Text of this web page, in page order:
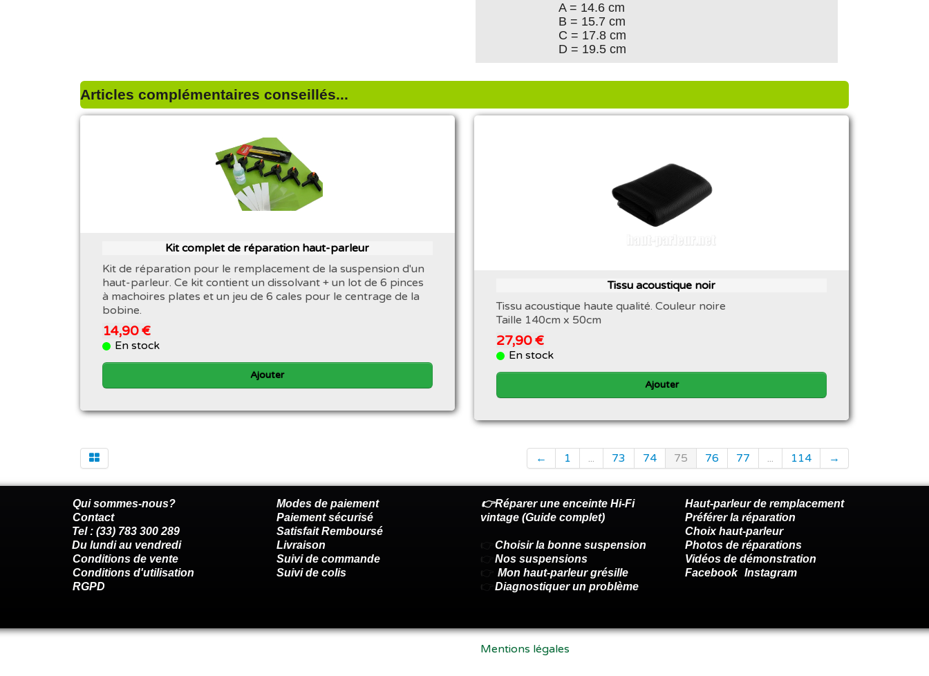
A = 14.6 cm
B = 15.7 cm
C = 17.8 cm
D = 19.5 cm
Articles complémentaires conseillés...
Kit complet de réparation haut-parleur
Kit de réparation pour le remplacement de la suspension d'un
haut-parleur. Ce kit contient un dissolvant + un lot de 6 pinces
à machoires plates et un jeu de 6 cales pour le centrage de la
bobine.
14,90 €
En stock
Ajouter
Tissu acoustique noir
Tissu acoustique haute qualité. Couleur noire
Taille 140cm x 50cm
27,90 €
En stock
Ajouter
← 1 ... 73 74 75 76 77 ... 114 →
Qui sommes-nous?
Contact
Tel : (33) 783 300 289
Du lundi au vendredi
Conditions de vente
Conditions d'utilisation
RGPD
Modes de paiement
Paiement sécurisé
Satisfait Remboursé
Livraison
Suivi de commande
Suivi de colis
👉Réparer une enceinte Hi-Fi
vintage (Guide complet)
👉 Choisir la bonne suspension
👉 Nos suspensions
👉 Mon haut-parleur grésille
👉 Diagnostiquer un problème
Haut-parleur de remplacement
Préférer la réparation
Choix haut-parleur
Photos de réparations
Vidéos de démonstration
Facebook Instagram
Mentions légales